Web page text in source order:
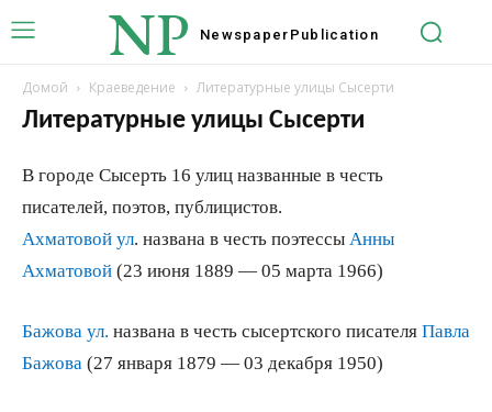
NP Newspaper Publication
Домой Краеведение Литературные улицы Сысерти
Литературные улицы Сысерти
В городе Сысерть 16 улиц названные в честь
писателей, поэтов, публицистов.
Ахматовой ул. названа в честь поэтессы Анны
Ахматовой (23 июня 1889 — 05 марта 1966)
Бажова ул. названа в честь сысертского писателя Павла
Бажова (27 января 1879 — 03 декабря 1950)